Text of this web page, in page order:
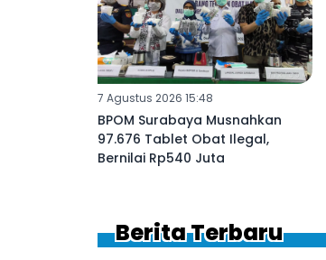
7 Agustus 2026 15:48
BPOM Surabaya Musnahkan
97.676 Tablet Obat Ilegal,
Bernilai Rp540 Juta
Berita Terbaru